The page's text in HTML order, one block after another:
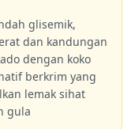
glisemik,
dan kandungan
dengan koko
berkrim yang
lemak sihat
gula